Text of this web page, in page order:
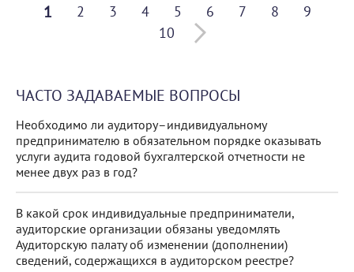
1 2 3 4 5 6 7 8
9
10
ЧАСТО ЗАДАВАЕМЫЕ ВОПРОСЫ
Необходимо ли аудитору–индивидуальному
предпринимателю в обязательном порядке оказывать
услуги аудита годовой бухгалтерской отчетности не
менее двух раз в год?
В какой срок индивидуальные предприниматели,
аудиторские организации обязаны уведомлять
Аудиторскую палату об изменении (дополнении)
сведений, содержащихся в аудиторском реестре?